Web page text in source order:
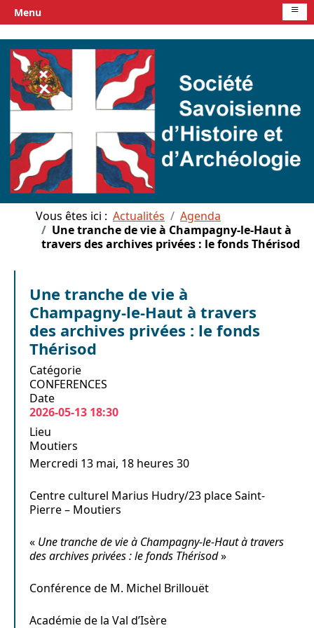
Vous êtes ici : Actualités
Agenda
Une tranche de vie à Champagny-le-Haut à
travers des archives privées : le fonds Thérisod
Une tranche de vie à
Champagny-le-Haut à travers
des archives privées : le fonds
Thérisod
Catégorie
CONFERENCES
Date
2026-05-13 18:30
Lieu
Moutiers
Mercredi 13 mai, 18 heures 30
Centre culturel Marius Hudry/23 place Saint-
Pierre – Moutiers
« Une tranche de vie à Champagny-le-Haut à travers
des archives privées : le fonds Thérisod»
Conférence de M. Michel Brillouët
Académie de la Val d’Isère
Menu ≡